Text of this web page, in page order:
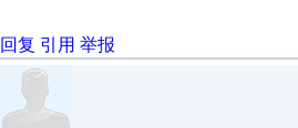
回复 引用 举报